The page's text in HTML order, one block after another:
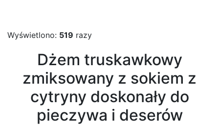
Wyświetlono: 519 razy
Dżem truskawkowy
zmiksowany z sokiem z
cytryny doskonały do
pieczywa i deserów